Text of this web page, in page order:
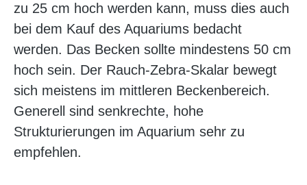
zu 25 cm hoch werden kann, muss dies auch
bei dem Kauf des Aquariums bedacht
werden. Das Becken sollte mindestens 50 cm
hoch sein. Der Rauch-Zebra-Skalar bewegt
sich meistens im mittleren Beckenbereich.
Generell sind senkrechte, hohe
Strukturierungen im Aquarium sehr zu
empfehlen.